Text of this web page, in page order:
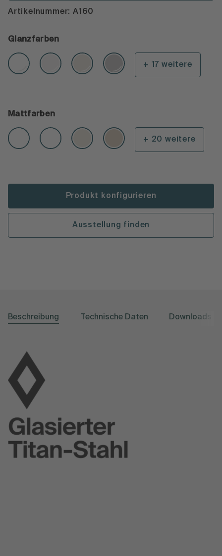
Artikelnummer: A160
Glanzfarben
+ 17 weitere
Mattfarben
+ 20 weitere
Produkt konfigurieren
Ausstellung finden
Beschreibung Technische Daten Downloads